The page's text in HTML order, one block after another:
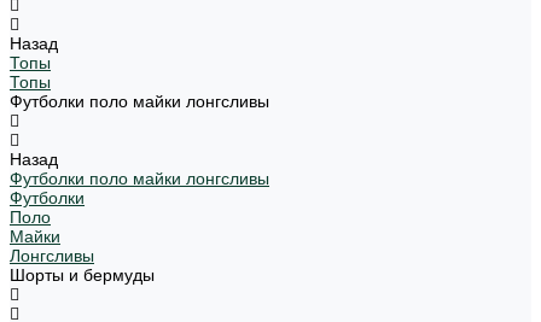
Назад
Топы
Топы
Футболки поло майки лонгсливы
Назад
Футболки поло майки лонгсливы
Футболки
Поло
Майки
Лонгсливы
Шорты и бермуды